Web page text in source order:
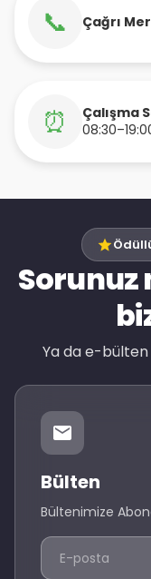
📞 Çağrı
⏰ Çalışma
Sorunuz
Ya da e-
Bülten
Bültenimize